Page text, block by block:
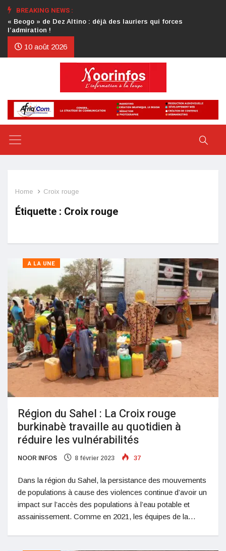
BREAKING NEWS :
Crise au CDP : l’authentification de la lettre du président
d’honneur toujours attendue
10 août 2026
Home Croix rouge
Étiquette : Croix rouge
A LA UNE
Région du Sahel : La Croix rouge
burkinabè travaille au quotidien à
réduire les vulnérabilités
NOOR INFOS 8 février 2023 37
Dans la région du Sahel, la persistance des mouvements
de populations à cause des violences continue d’avoir un
impact sur l’accès des populations à l’eau potable et
assainissement. Comme en 2021, les équipes de la…